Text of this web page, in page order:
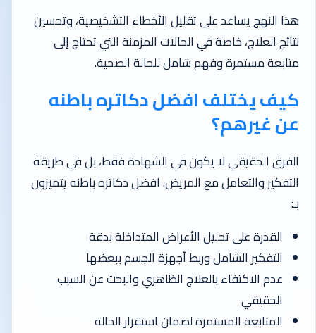
هذا النهج يساعد على تقليل الأخطاء التشخيصية، وتحسين
نتائج العلاج، خاصة في الحالات المزمنة التي تحتاج إلى
متابعة مستمرة وفهم شامل للحالة الصحية.
كيف يختلف افضل دكاتره باطنه
عن غيرهم؟
الفرق الحقيقي لا يكون في الشهادة فقط، بل في طريقة
التفكير والتعامل مع المريض. افضل دكاتره باطنه يتميزون
بـ:
القدرة على تحليل الأعراض المتداخلة بدقة
التفكير الشامل وربط أجهزة الجسم ببعضها
عدم الاكتفاء بالعلاج الظاهري والبحث عن السبب
الحقيقي
المتابعة المستمرة لضمان استقرار الحالة